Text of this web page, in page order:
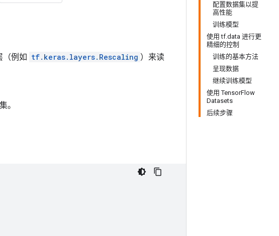
配置数据集以提
高性能
训练模型
使用 tf.data 进行更
精细的控制
训练的基本方法
呈现数据
继续训练模型
使用 TensorFlow
Datasets
后续步骤
（例如 tf.keras.layers.Rescaling ）来读
。